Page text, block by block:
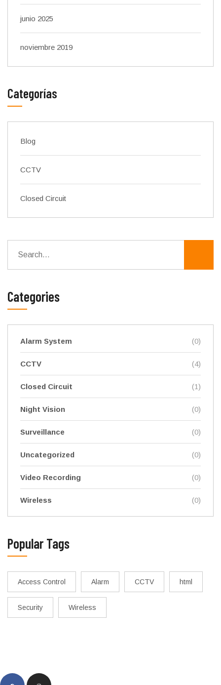
junio 2025
noviembre 2019
Categorías
Blog
CCTV
Closed Circuit
Categories
Alarm System (0)
CCTV (4)
Closed Circuit (1)
Night Vision (0)
Surveillance (0)
Uncategorized (0)
Video Recording (0)
Wireless (0)
Popular Tags
Access Control Alarm CCTV html
Security Wireless